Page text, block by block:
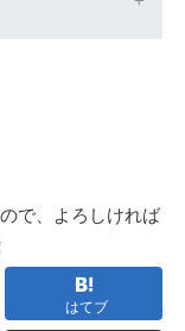
で、よろしければ
はてブ